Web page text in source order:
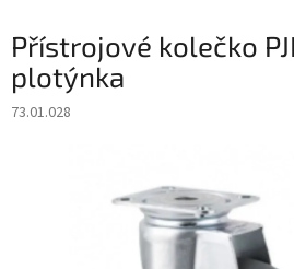
Přístrojové kolečko
plotýnka
73.01.028